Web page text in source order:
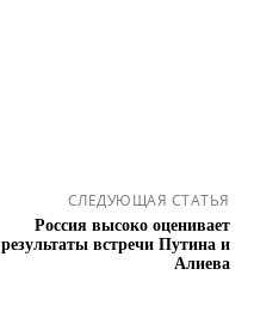
СЛЕДУЮЩАЯ СТАТЬЯ
Россия высоко оценивает
результаты встречи Путина и
Алиева